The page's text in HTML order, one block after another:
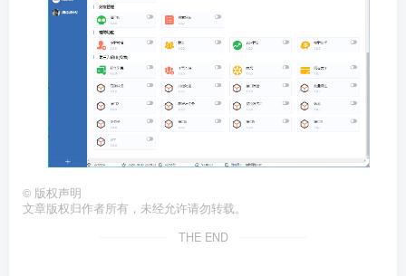
© 版权声明
文章版权归作者所有，未经允许请勿转载。
THE END